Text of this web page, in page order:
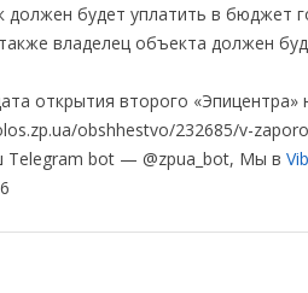
будет уплатить в бюджет
владелец объекта должен
открытия второго «Эпицентра»
obshhestvo/232685/v-
Telegram bot — @zpua_bot, Мы в